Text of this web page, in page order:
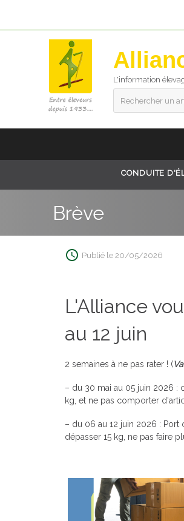
L'information
Rechercher un
CONDUITE
Brève
Publié le 20/05/2026
L'Alliance
au 12 juin
2 semaines à ne pas rater ! (
– du 30 mai au 05 juin 2026 :
kg, et ne pas comporter
– du 06 au 12 juin 2026 :
dépasser 15 kg, ne pas faire